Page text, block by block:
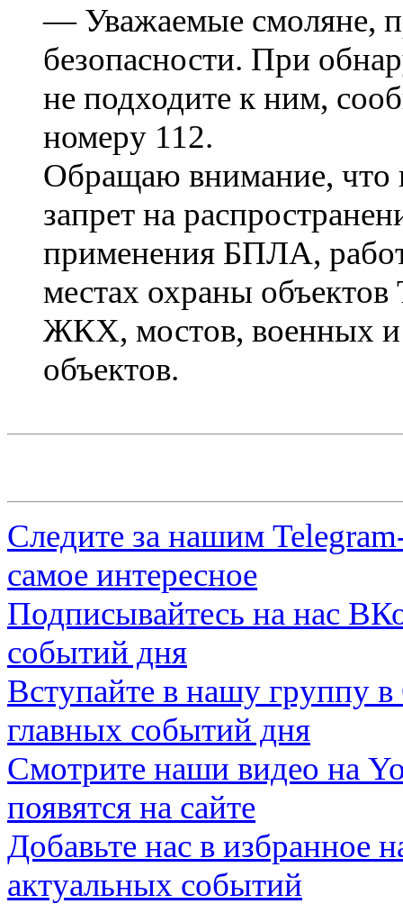
— Уважаемые смоляне,
безопасности. При
не подходите к ним,
номеру 112.
Обращаю внимание, что
запрет на
применения БПЛА,
местах охраны
ЖКХ, мостов, военных
объектов.
Следите за нашим
самое интересное
Подписывайтесь на нас
событий дня
Вступайте в нашу группу в
главных событий дня
Смотрите наши видео на
появятся на сайте
Добавьте нас в избранное
актуальных событий